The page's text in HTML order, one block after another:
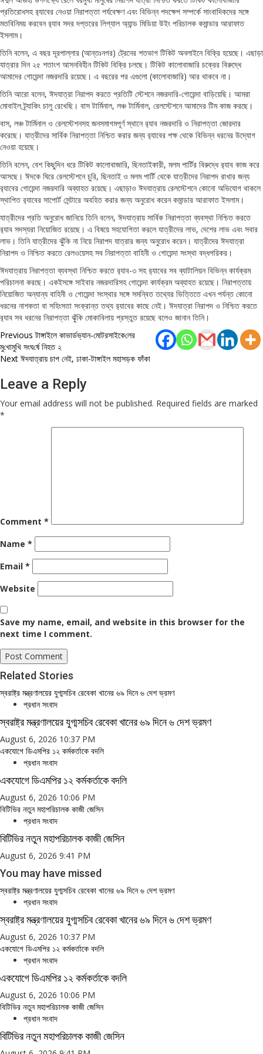
প্রতিরোধসহ র‍্যাবের নেওয়া নিরাপত্তা পর্যবেক্ষণ এবং বিভিন্ন পদক্ষেপ সম্পর্কে সাংবাদিকদের সঙ্গে
মতবিনিময় করবেন র‍্যাব সদর দপ্তরের লিগ্যাল অ্যান্ড মিডিয়া উইং পরিচালক কমান্ডার আরাফাত
ইসলাম।
তিনি বলেন, এ বছর দূরপাল্লার (আন্তঃনগর) ট্রেনের শতভাগ টিকিট অনলাইনে বিক্রি হয়েছে। এছাড়া
যাত্রার দিন ২৫ শতাংশ আসনবিহীন টিকিট বিক্রি চলছে। টিকিট কালোবাজারি চক্রের বিরুদ্ধে
আমাদের গোয়েন্দা নজরদারি রয়েছে। এ বছরের পর এগুলো (কালোবাজারি) আর থাকবে না।
তিনি আরো বলেন, ঈদযাত্রা নিরাপদ করতে প্রতিটি স্টেশনে নজরদারি-গোয়েন্দা বাড়িয়েছি। আমরা
মোবাইল ট্র্যাকিং চালু রেখেছি। বাস টার্মিনাল, লঞ্চ টার্মিনাল, রেলস্টেশনে আমাদের টিম কাজ করছে।
বাস, লঞ্চ টার্মিনাল ও রেলস্টেশনসহ জনসমাগমপূর্ণ স্থানে র‌্যাব নজরদারি ও নিরাপত্তা জোরদার
করেছে। যাত্রীদের সার্বিক নিরাপত্তা নিশ্চিত করার জন্য র‌্যাবের পক্ষ থেকে বিভিন্ন ধরনের উদ্যোগ
নেওয়া হয়েছে।
তিনি বলেন, বেশ কিছুদিন ধরে টিকিট কালোবাজারি, ছিনতাইকারী, মলম পার্টির বিরুদ্ধে র‍্যাব কাজ করে
আসছে। ঈদকে ঘিরে রেলস্টেশনে চুরি, ছিনতাই ও মলম পার্টি থেকে যাত্রীদের নিরাপদ রাখার জন্য
র‌্যাবের গোয়েন্দা নজরদারি অব্যাহত রয়েছে। এছাড়াও ঈদযাত্রায় রেলস্টেশনে কোনো অভিযোগ থাকলে
স্থাপিত র‌্যাবের সাপোর্ট সেন্টারে অবহিত করার জন্য অনুরোধ করেন কমান্ডার আরাফাত ইসলাম।
যাত্রীদের প্রতি অনুরোধ জানিয়ে তিনি বলেন, ঈদযাত্রায় সার্বিক নিরাপত্তা ব্যবস্থা নিশ্চিত করতে
র‌্যাব সদস্যরা নিয়োজিত রয়েছে। এ বিষয়ে সহযোগিতা করলে যাত্রীদের লাভ, দেশের লাভ এবং সবার
লাভ। তিনি যাত্রীদের ঝুঁকি না নিয়ে নিরাপদ যাত্রার জন্য অনুরোধ করেন। যাত্রীদের ঈদযাত্রা
নিরাপদ ও নিশ্চিত করতে রেলওয়েসহ সব নিরাপত্তা বাহিনী ও গোয়েন্দা সংস্থা বদ্ধপরিকর।
ঈদযাত্রায় নিরাপত্তা ব্যবস্থা নিশ্চিত করতে র‌্যাব-৩ সহ র‌্যাবের সব ব্যাটালিয়ন বিভিন্ন কার্যক্রম
পরিচালনা করছে। একইসঙ্গে সাইবার নজরদারিসহ গোয়েন্দা কার্যক্রম অব্যাহত রয়েছে। নিরাপত্তায়
নিয়োজিত অন্যান্য বাহিনী ও গোয়েন্দা সংস্থার সঙ্গে সমন্বিত তথ্যের ভিত্তিতে এখন পর্যন্ত কোনো
ধরনের নাশকতা বা সহিংসতা সংক্রান্ত তথ্য র‌্যাবের কাছে নেই। ঈদযাত্রা নিরাপদ ও নিশ্চিত করতে
র‌্যাব সব ধরনের নিরাপত্তা ঝুঁকি মোকাবিলায় প্রস্তুত রয়েছে বলেও জানান তিনি।
Post
navigation
Previous টাঙ্গাইলে কাভার্ডভ্যান-মোটরসাইকে‌লের
মু‌খোমু‌খি সংঘ‌র্ষে নিহত ২
Next ঈদযাত্রায় চাপ নেই, ঢাকা-টাঙ্গাইল মহাসড়‌ক ফাঁকা
Leave a Reply
Your email address will not be published. Required fields are marked
*
Comment *
Name *
Email *
Website
Save my name, email, and website in this browser for the
next time I comment.
Related Stories
স্বরাষ্ট্র মন্ত্রণালয়ের যুগ্মসচিব রেবেকা খানের ৬৯ দিনে ৬ দেশ ভ্রমণ
প্রধান সংবাদ
স্বরাষ্ট্র মন্ত্রণালয়ের যুগ্মসচিব রেবেকা খানের ৬৯ দিনে ৬ দেশ ভ্রমণ
August 6, 2026 10:37 PM
একযোগে ডিএমপির ১২ কর্মকর্তাকে বদলি
প্রধান সংবাদ
একযোগে ডিএমপির ১২ কর্মকর্তাকে বদলি
August 6, 2026 10:06 PM
বিটিভির নতুন মহাপরিচালক কাজী জেসিন
প্রধান সংবাদ
বিটিভির নতুন মহাপরিচালক কাজী জেসিন
August 6, 2026 9:41 PM
You may have missed
স্বরাষ্ট্র মন্ত্রণালয়ের যুগ্মসচিব রেবেকা খানের ৬৯ দিনে ৬ দেশ ভ্রমণ
প্রধান সংবাদ
স্বরাষ্ট্র মন্ত্রণালয়ের যুগ্মসচিব রেবেকা খানের ৬৯ দিনে ৬ দেশ ভ্রমণ
August 6, 2026 10:37 PM
একযোগে ডিএমপির ১২ কর্মকর্তাকে বদলি
প্রধান সংবাদ
একযোগে ডিএমপির ১২ কর্মকর্তাকে বদলি
August 6, 2026 10:06 PM
বিটিভির নতুন মহাপরিচালক কাজী জেসিন
প্রধান সংবাদ
বিটিভির নতুন মহাপরিচালক কাজী জেসিন